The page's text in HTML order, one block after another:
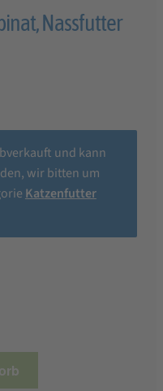
Nassfutter
und kann
wir bitten um
Katzenfutter